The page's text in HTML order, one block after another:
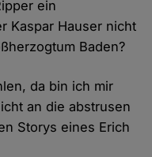
ein
Kaspar Hauser nicht
Baden?
da bin ich mir
an die abstrusen
Storys eines Erich